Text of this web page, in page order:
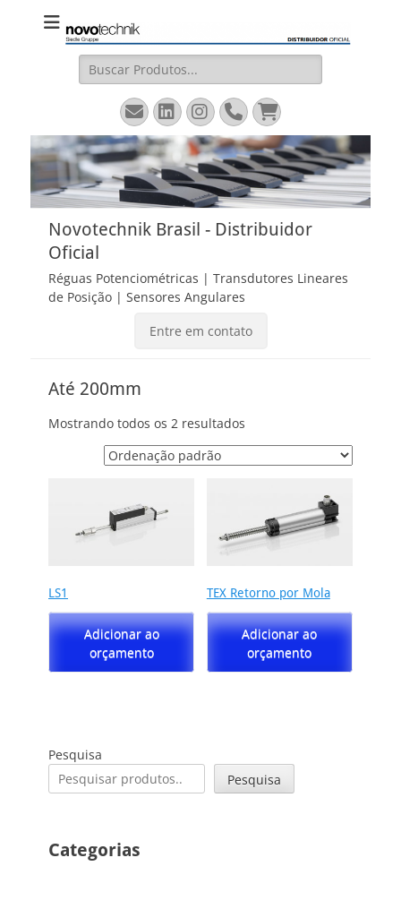
Novotechnik
Brasil
Site Oficial – Régua Potenciométrica, Transdutor Linear
Magnetostritivo, Sensores Angulares
Pesquisar
por:
EmailLinkedIn
Instagram
FoneCarrinho
Novotechnik Brasil - Distribuidor
Oficial
Réguas Potenciométricas | Transdutores Lineares
de Posição | Sensores Angulares
Entre em contato
Até 200mm
Mostrando todos os 2 resultados
LS1
Adicionar ao
orçamento
TEX Retorno por Mola
Adicionar ao
orçamento
Pesquisa
Pesquisa
Categorias